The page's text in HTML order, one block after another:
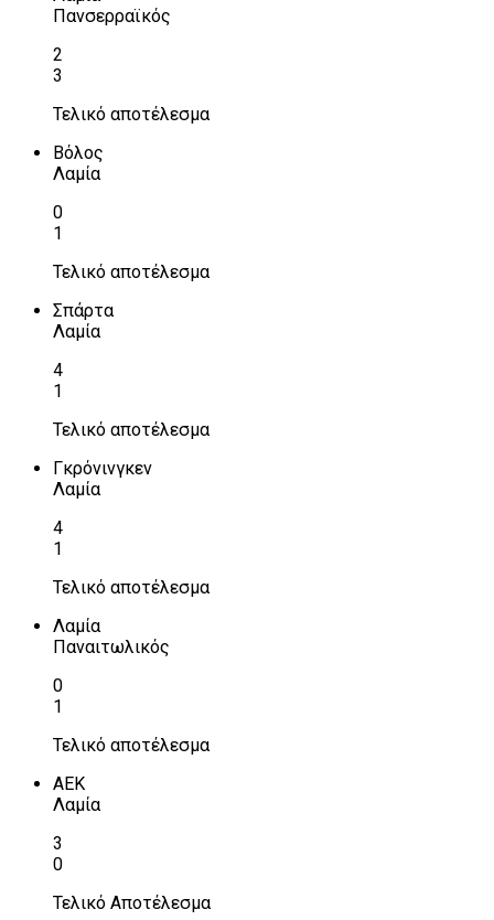
Πανσερραϊκός
2
3
Τελικό αποτέλεσμα
Βόλος
Λαμία
0
1
Τελικό αποτέλεσμα
Σπάρτα
Λαμία
4
1
Τελικό αποτέλεσμα
Γκρόνινγκεν
Λαμία
4
1
Τελικό αποτέλεσμα
Λαμία
Παναιτωλικός
0
1
Τελικό αποτέλεσμα
ΑΕΚ
Λαμία
3
0
Τελικό Αποτέλεσμα